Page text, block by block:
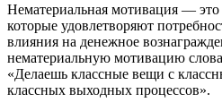
Нематериальная мотивация — это
которые удовлетворяют
влияния на денежное
нематериальную мотивацию
«Делаешь классные вещи с
классных выходных процессов».